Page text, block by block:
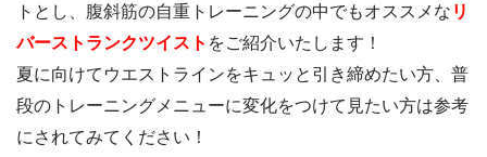
トとし、腹斜筋の自重トレーニングの中でもオススメな リ
バーストランクツイスト をご紹介いたします！
夏に向けてウエストラインをキュッと引き締めたい方、普
段のトレーニングメニューに変化をつけて見たい方は参考
にされてみてください！